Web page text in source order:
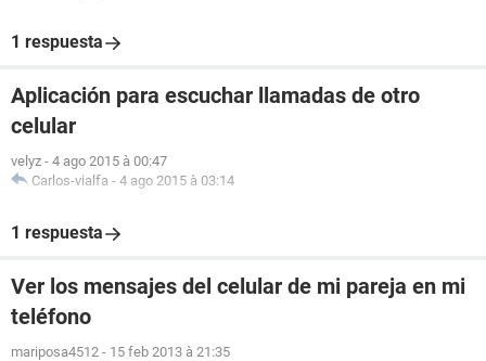
1 respuesta
Aplicación para escuchar llamadas de otro
celular
velyz - 4 ago 2015 à 00:47
Carlos-vialfa - 4 ago 2015 à 03:14
1 respuesta
Ver los mensajes del celular de mi pareja en mi
teléfono
mariposa4512 - 15 feb 2013 à 21:35